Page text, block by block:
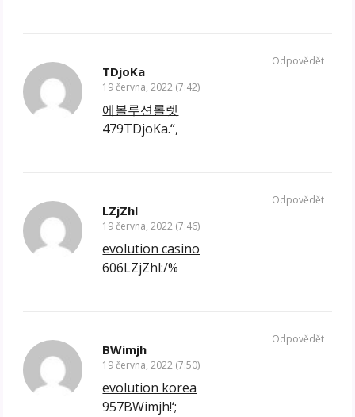
TDjoKa
19 června, 2022 (7:42)
에볼루션롤렛
479TDjoKa.“,
Odpovědět
LZjZhl
19 června, 2022 (7:46)
evolution casino
606LZjZhl:/%
Odpovědět
BWimjh
19 června, 2022 (7:50)
evolution korea
957BWimjh!‘;
Odpovědět